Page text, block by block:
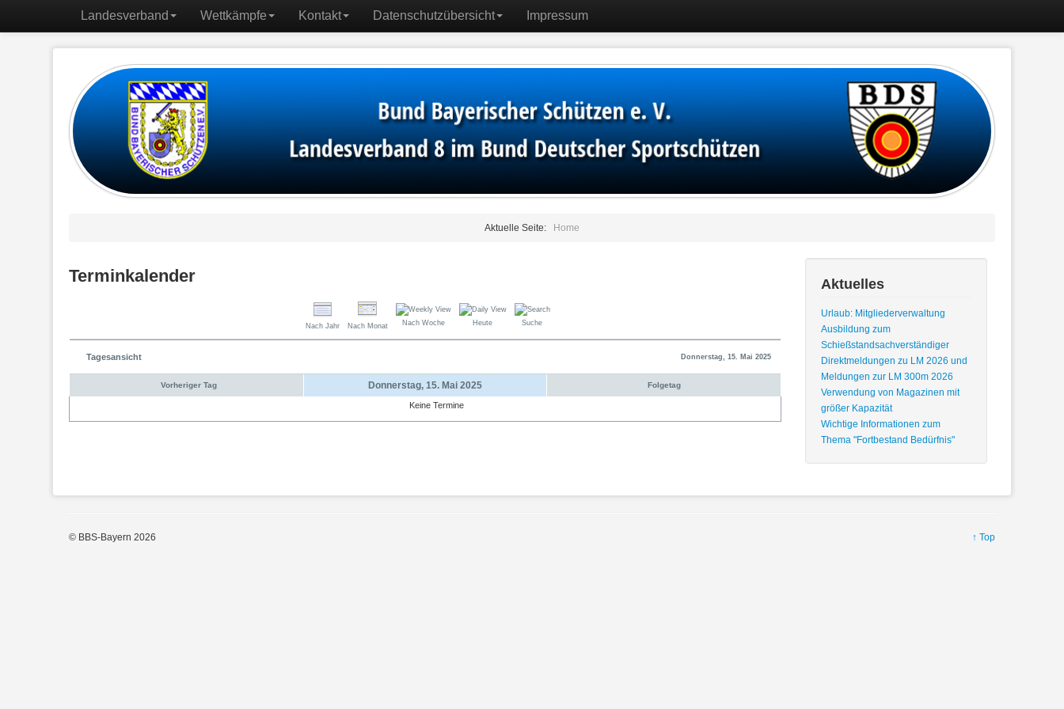
Landesverband Wettkämpfe Kontakt Datenschutzübersicht Impressum
Aktuelle Seite: Home
Terminkalender
Nach Jahr Nach Monat Nach Woche Heute Suche
Tagesansicht Donnerstag, 15. Mai 2025
Vorheriger Tag Donnerstag, 15. Mai 2025 Folgetag
Keine Termine
Aktuelles
Urlaub: Mitgliederverwaltung
Ausbildung zum
Schießstandsachverständiger
Direktmeldungen zu LM 2026 und
Meldungen zur LM 300m 2026
Verwendung von Magazinen mit
größer Kapazität
Wichtige Informationen zum
Thema "Fortbestand Bedürfnis"
↑ Top
© BBS-Bayern 2026